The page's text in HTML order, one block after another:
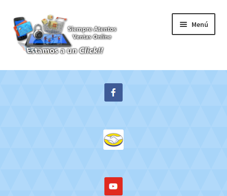
Ir
a
la
navegación
Ir
al
contenido
Menú
Inicio